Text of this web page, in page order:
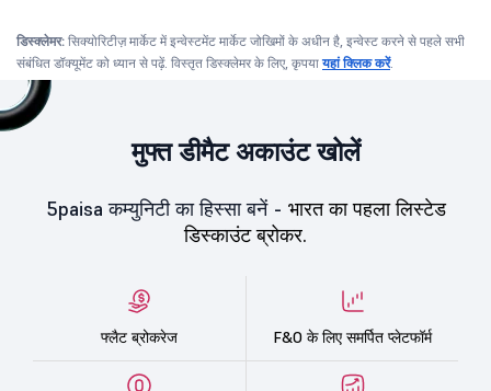
डिस्क्लेमर: सिक्योरिटीज़ मार्केट में इन्वेस्टमेंट मार्केट जोखिमों के अधीन है, इन्वेस्ट करने से पहले सभी
संबंधित डॉक्यूमेंट को ध्यान से पढ़ें. विस्तृत डिस्क्लेमर के लिए, कृपयायहां क्लिक करें.
मुफ्त डीमैट अकाउंट खोलें
5paisa कम्युनिटी का हिस्सा बनें - भारत का पहला लिस्टेड
डिस्काउंट ब्रोकर.
फ्लैट ब्रोकरेज F&O के लिए समर्पित प्लेटफॉर्म